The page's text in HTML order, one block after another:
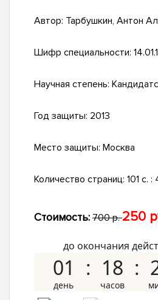
Автор: Тарбушкин, Антон
Шифр специальности:
Научная степень:
Год защиты: 2013
Место защиты: Москва
Количество страниц: 101 с. :
Стоимость: 700 р.250
до окончания
01 18